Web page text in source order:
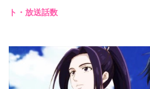
ト・放送話数